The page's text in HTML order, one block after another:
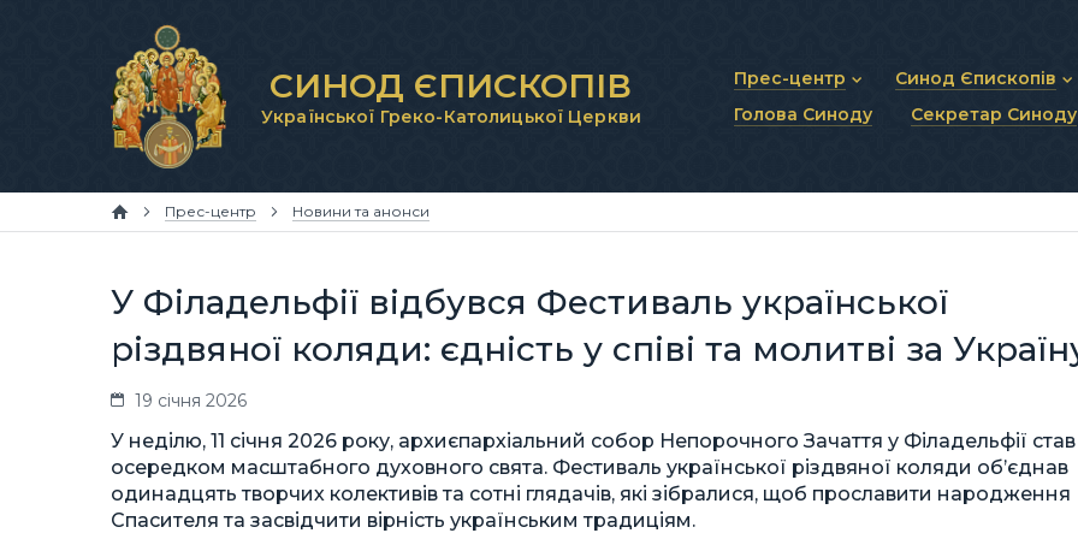
СИНОД ЄПИСКОПІВ
Української Греко-Католицької Церкви
Прес-центр
Новини та анонси
Синод Єпископів
Статут Синоду
Синодальні органи
Голова Синоду Секретар Синоду
Прес-центр Новини та анонси
У Філадельфії відбувся Фестиваль української
різдвяної коляди: єдність у співі та молитві за
19 січня 2026
У неділю, 11 січня 2026 року, архиєпархіальний собор Непорочного Зачаття у Філадельфії став
осередком масштабного духовного свята. Фестиваль української різдвяної коляди об’єднав
одинадцять творчих колективів та сотні глядачів, які зібралися, щоб прославити народження
Спасителя та засвідчити вірність українським традиціям.